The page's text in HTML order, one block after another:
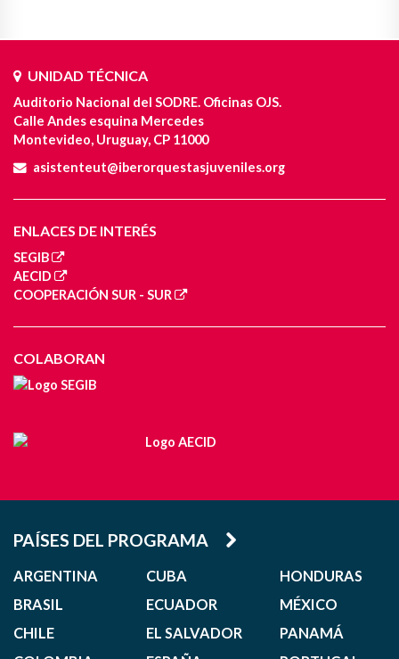
UNIDAD TÉCNICA
Auditorio Nacional del SODRE. Oficinas OJS.
Calle Andes esquina Mercedes
Montevideo, Uruguay, CP 11000
asistenteut@iberorquestasjuveniles.org
ENLACES DE INTERÉS
SEGIB
AECID
COOPERACIÓN SUR - SUR
COLABORAN
PAÍSES DEL PROGRAMA
ARGENTINA
BRASIL
CHILE
CUBA
ECUADOR
EL SALVADOR
HONDURAS
MÉXICO
PANAMÁ